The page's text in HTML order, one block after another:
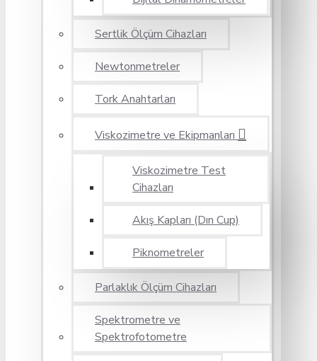
Sertlik Ölçüm Cihazları
Newtonmetreler
Tork Anahtarları
Viskozimetre ve Ekipmanları
Viskozimetre Test
Cihazları
Akış Kapları (Dın Cup)
Piknometreler
Parlaklık Ölçüm Cihazları
Spektrometre ve
Spektrofotometre